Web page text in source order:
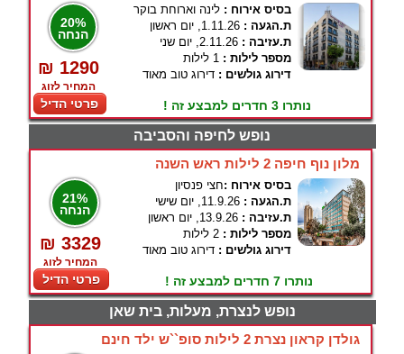
20%
הנחה
₪ 1290
המחיר לזוג
פרטי הדיל
בסיס אירוח : לינה וארוחת בוקר
ת.הגעה : 1.11.26, יום ראשון
ת.עזיבה : 2.11.26, יום שני
מספר לילות : 1 לילות
דירוג גולשים : דירוג טוב מאוד
נותרו 3 חדרים למבצע זה !
נופש לחיפה והסביבה
מלון נוף חיפה 2 לילות ראש השנה
21%
הנחה
₪ 3329
המחיר לזוג
פרטי הדיל
בסיס אירוח :חצי פנסיון
ת.הגעה : 11.9.26, יום שישי
ת.עזיבה : 13.9.26, יום ראשון
מספר לילות : 2 לילות
דירוג גולשים : דירוג טוב מאוד
נותרו 7 חדרים למבצע זה !
נופש לנצרת, מעלות, בית שאן
גולדן קראון נצרת 2 לילות סופ``ש ילד חינם